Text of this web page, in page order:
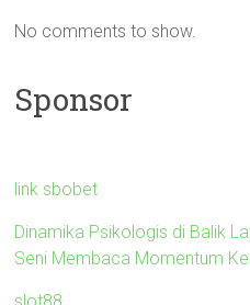
No comments to show.
Sponsor
link sbobet
Dinamika Psikologis di Balik
Seni Membaca Momentum
slot88